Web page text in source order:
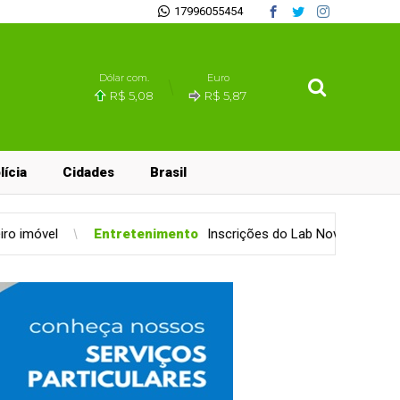
17996055454
Dólar com.
R$ 5,08
Euro
R$ 5,87
Cidades Brasil
Inscrições do Lab Novas Histórias estão em seu último dia